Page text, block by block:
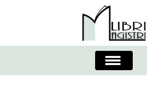
Включить/
выключить
навигацию